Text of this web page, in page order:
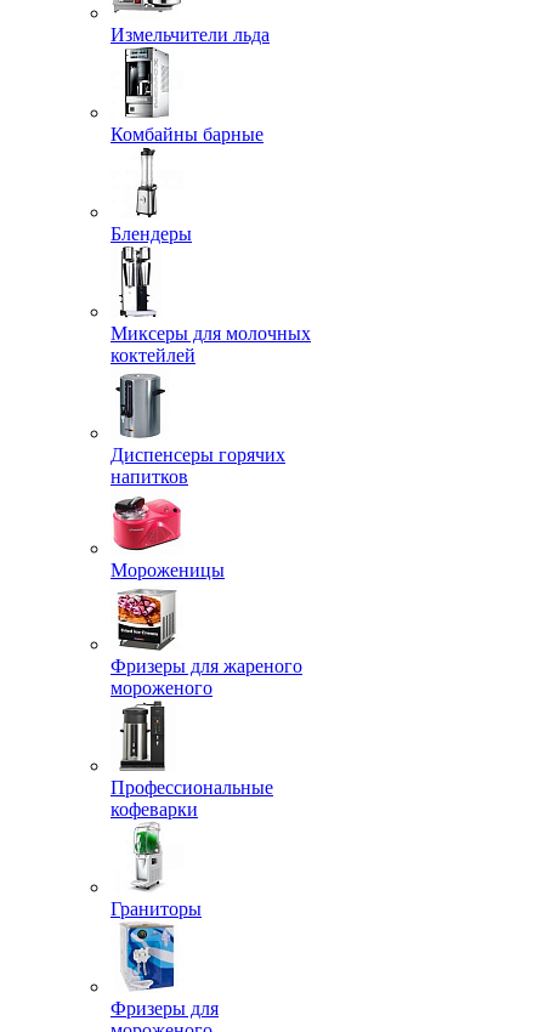
Измельчители льда
Комбайны барные
Блендеры
Миксеры для молочных
коктейлей
Диспенсеры горячих
напитков
Мороженицы
Фризеры для жареного
мороженого
Профессиональные
кофеварки
Граниторы
Фризеры для